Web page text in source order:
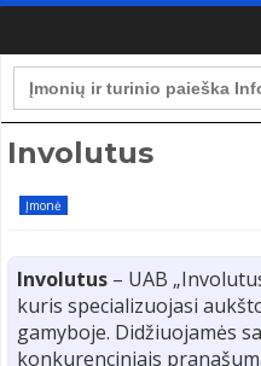
Search
for:
Involutus
Įmonė
Involutus – UAB
kuris specializuojasi
gamyboje. Didžiuojamės
konkurenciniais